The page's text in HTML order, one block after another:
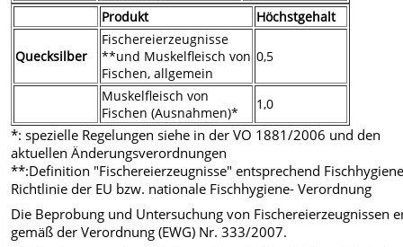
Produkt Höchstgehalt
Quecksilber
Fischereierzeugnisse
**und Muskelfleisch von
Fischen, allgemein
0,5
Muskelfleisch von
Fischen (Ausnahmen)*
1,0
*: spezielle Regelungen siehe in der VO 1881/2006 und den
aktuellen Änderungsverordnungen
**:Definition "Fischereierzeugnisse" entsprechend
Richtlinie der EU bzw. nationale Fischhygiene- Verordnung
Die Beprobung und Untersuchung von Fischereierzeugnissen
gemäß der Verordnung (EWG) Nr. 333/2007.